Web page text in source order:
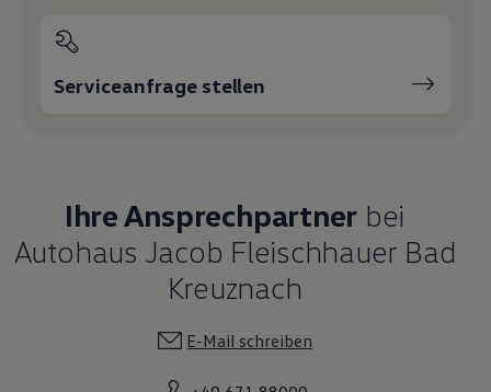
Serviceanfrage stellen
Ihre Ansprechpartner bei
Autohaus Jacob Fleischhauer Bad
Kreuznach
E-Mail schreiben